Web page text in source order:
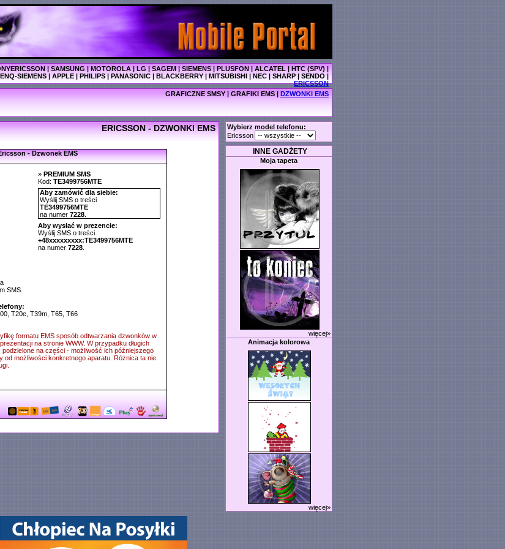
|SAMSUNG|MOTOROLA|LG|SAGEM|SIEMENS|PLUSFON|ALCATEL|HTC (SPV)|
SIEMENS|APPLE|PHILIPS|PANASONIC|BLACKBERRY|MITSUBISHI|NEC|SHARP|SENDO|
ERICSSON
GRAFICZNE SMSY | GRAFIKI EMS | DZWONKI EMS
ERICSSON - DZWONKI EMS
- Dzwonek EMS
SMS.
» PREMIUM SMS
Kod: TE3499756MTE
Aby zamówić dla siebie:
Wyślij SMS o treści
TE3499756MTE
na numer 7228.
Aby wysłać w prezencie:
Wyślij SMS o treści
+48xxxxxxxxx:TE3499756MTE
na numer 7228.
T20e, T39m, T65, T66
formatu EMS sposób odtwarzania dzwonków w
na stronie WWW. W przypadku długich
na części - możliwość ich późniejszego
od możliwości konkretnego aparatu. Różnica ta nie
Wybierz model telefonu:
Ericsson
INNE GADŻETY
Moja tapeta
więcej»
Animacja kolorowa
więcej»